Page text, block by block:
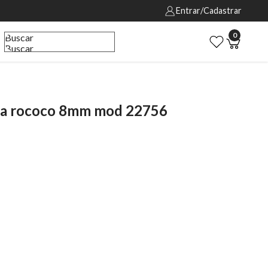
Entrar/Cadastrar
Buscar
Buscar
0
rococo 8mm mod 22756